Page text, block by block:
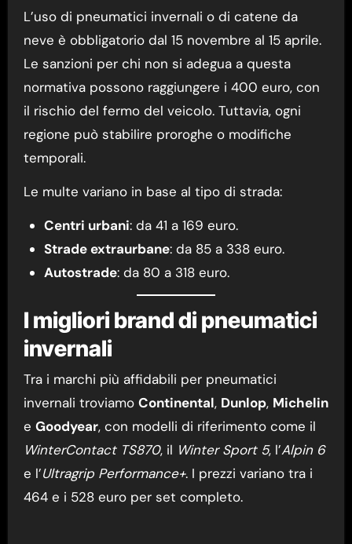
L’uso di pneumatici invernali o di catene da
neve è obbligatorio dal 15 novembre al 15 aprile.
Le sanzioni per chi non si adegua a questa
normativa possono raggiungere i 400 euro, con
il rischio del fermo del veicolo. Tuttavia, ogni
regione può stabilire proroghe o modifiche
temporali.
Le multe variano in base al tipo di strada:
Centri urbani: da 41 a 169 euro.
Strade extraurbane: da 85 a 338 euro.
Autostrade: da 80 a 318 euro.
I migliori brand di pneumatici
invernali
Tra i marchi più affidabili per pneumatici
invernali troviamo Continental, Dunlop, Michelin
e Goodyear, con modelli di riferimento come il
WinterContact TS870, il Winter Sport 5, l’Alpin 6
e l’Ultragrip Performance+. I prezzi variano tra i
464 e i 528 euro per set completo.